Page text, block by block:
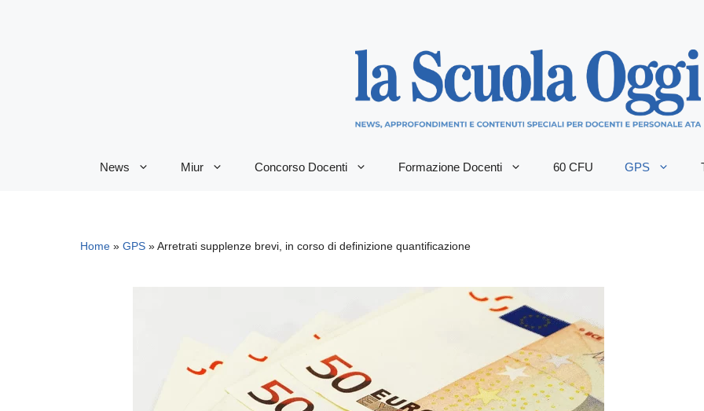
News Miur Concorso Docenti Formazione Docenti 60 CFU GPS
Home » GPS »Arretrati supplenze brevi, in corso di definizione quantificazione